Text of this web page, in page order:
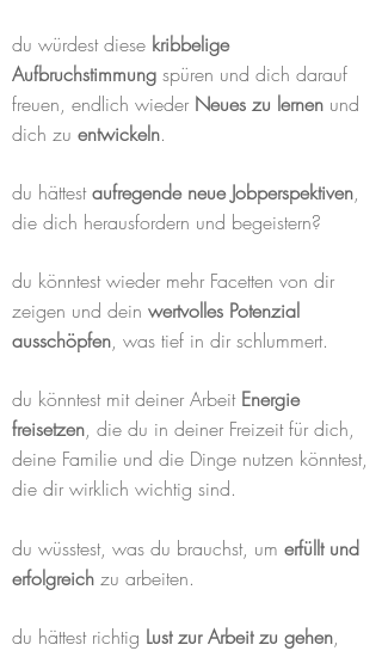
du würdest diese kribbelige
Aufbruchstimmung spüren und dich darauf
freuen, endlich wieder Neues zu lernen und
dich zu entwickeln.
du hättestaufregende neue Jobperspektiven,
die dich herausfordern und begeistern?
du könntest wieder mehr Facetten von dir
zeigen und dein wertvolles Potenzial
ausschöpfen, was tief in dir schlummert.
du könntest mit deiner Arbeit Energie
freisetzen, die du in deiner Freizeit für dich,
deine Familie und die Dinge nutzen könntest,
die dir wirklich wichtig sind.
du wüsstest, was du brauchst, um erfüllt und
erfolgreich zu arbeiten.
du hättest richtig Lust zur Arbeit zu gehen,